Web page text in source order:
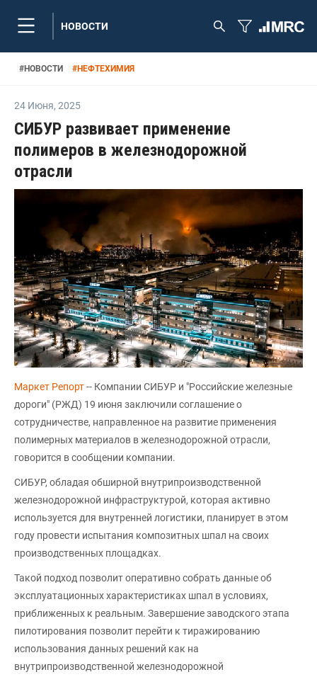
НОВОСТИ
#НОВОСТИ #НЕФТЕХИМИЯ
24 Июня, 2025
СИБУР развивает применение
полимеров в железнодорожной
отрасли
Маркет Репорт-- Компании СИБУР и "Российские железные
дороги" (РЖД) 19 июня заключили соглашение о
сотрудничестве, направленное на развитие применения
полимерных материалов в железнодорожной отрасли,
говорится в сообщении компании.
СИБУР, обладая обширной внутрипроизводственной
железнодорожной инфраструктурой, которая активно
используется для внутренней логистики, планирует в этом
году провести испытания композитных шпал на своих
производственных площадках.
Такой подход позволит оперативно собрать данные об
эксплуатационных характеристиках шпал в условиях,
приближенных к реальным. Завершение заводского этапа
пилотирования позволит перейти к тиражированию
использования данных решений как на
внутрипроизводственной железнодорожной